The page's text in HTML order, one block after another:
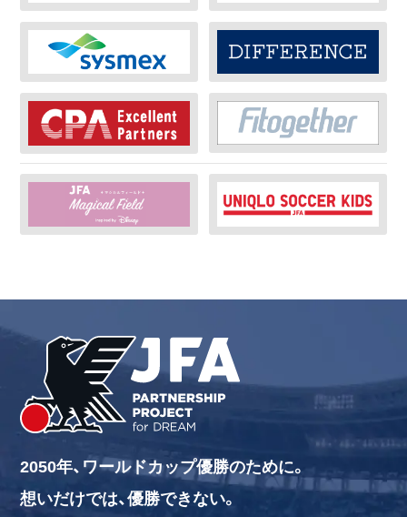
2050年、ワールドカップ優勝のために。
想いだけでは、優勝できない。